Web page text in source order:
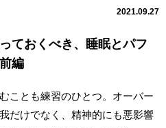
2021.09.27
ておくべき、睡眠とパフ
編
ことも練習のひとつ。オーバー
だけでなく、精神的にも悪影響